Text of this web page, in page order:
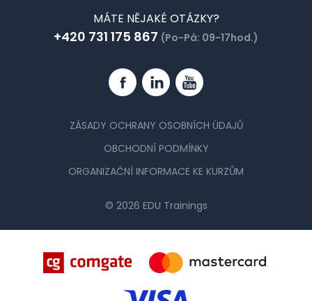
MÁTE NĚJAKÉ OTÁZKY?
+420 731 175 867 (Po-Pá: 09-17hod.)
FacebookLinkedinYouTube
ZÁSADY OCHRANY OSOBNÍCH ÚDAJŮ
OBCHODNÍ PODMÍNKY
ORGANIZAČNÍ INFORMACE KE KURZŮM
© 2026 EDU Trainings